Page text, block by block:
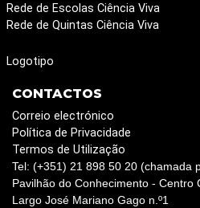
Rede de Escolas Ciência Viva
Rede de Quintas Ciência Viva
Logotipo
CONTACTOS
Correio electrónico
Política de Privacidade
Termos de Utilização
Tel: (+351) 21 898 50 20 (chamada
Pavilhão do Conhecimento - Centro
Largo José Mariano Gago n.º1